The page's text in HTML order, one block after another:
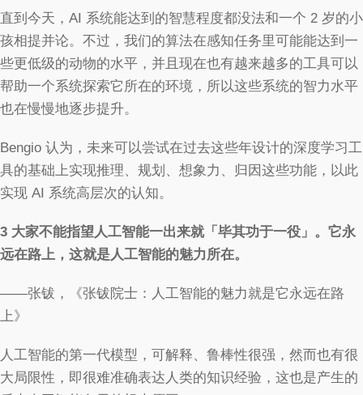
直到今天，AI 系统能达到的智慧程度都没法和一个 2 岁的小
孩相提并论。不过，我们的算法在感知任务里可能能达到一
些更低级的动物的水平，并且现在也有越来越多的工具可以
帮助一个系统探索它所在的环境，所以这些系统的智力水平
也在慢慢地逐步提升。
Bengio 认为，未来可以尝试在过去这些年设计的深度学习工
具的基础上实现推理、规划、想象力、归因这些功能，以此
实现 AI 系统高层次的认知。
3 大家不能指望人工智能一出来就「毕其功于一役」。它永
远在路上，这就是人工智能的魅力所在。
——张钹，《张钹院士：人工智能的魅力就是它永远在路
上》
人工智能的第一代模型，可解释、鲁棒性很强，然而也有很
大局限性，即很难准确表达人类的知识经验，这也是产生的